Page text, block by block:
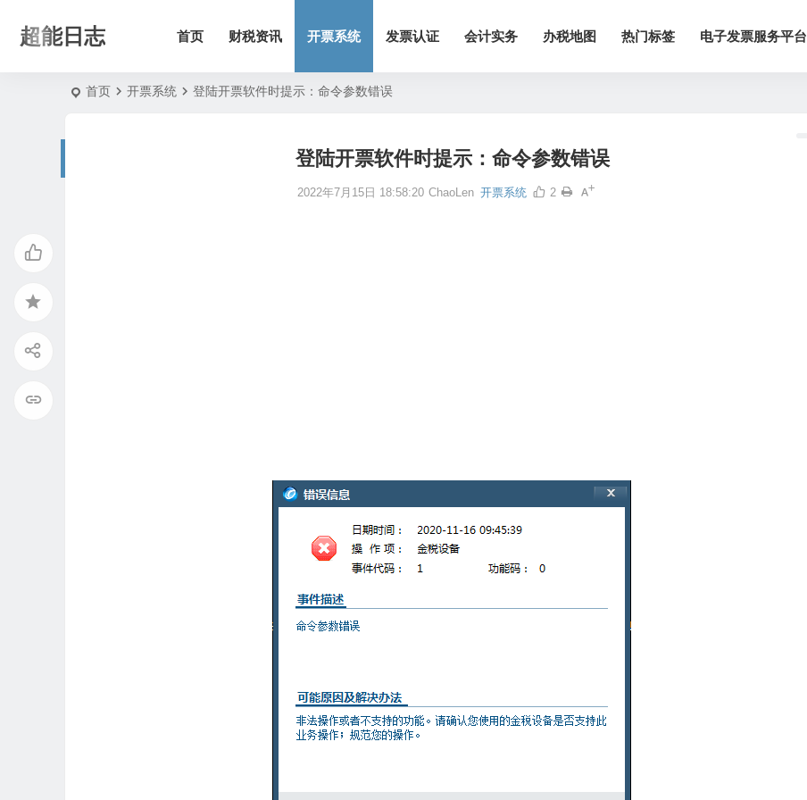
超能日志 首页 财税资讯 开票系统 发票认证 会计实务 办税地图 热门标签 电子发票服务平台
首页 开票系统 登陆开票软件时提示：命令参数错误
登陆开票软件时提示：命令参数错误
2022年7月15日 18:58:20 ChaoLen 开票系统 2